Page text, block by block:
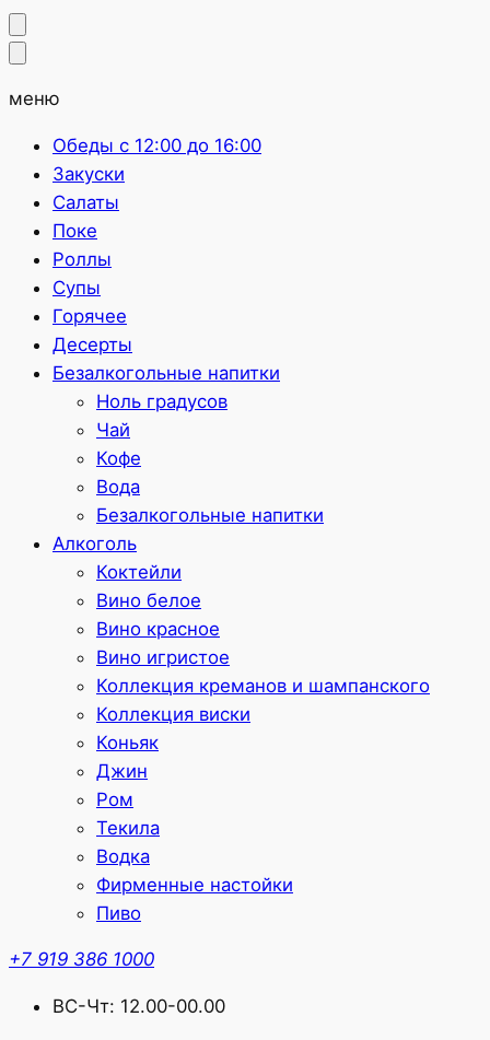
меню
Обеды с 12:00 до 16:00
Закуски
Салаты
Поке
Роллы
Супы
Горячее
Десерты
Безалкогольные напитки
Ноль градусов
Чай
Кофе
Вода
Безалкогольные напитки
Алкоголь
Коктейли
Вино белое
Вино красное
Вино игристое
Коллекция креманов и шампанского
Коллекция виски
Коньяк
Джин
Ром
Текила
Водка
Фирменные настойки
Пиво
+7 919 386 1000
ВС-Чт: 12.00-00.00